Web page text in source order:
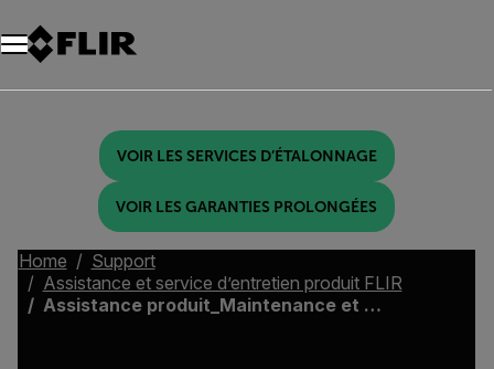
Unread messages
Modèle
Supprimer
articles
article
Ajouter au panier
Ajouté au panier
VOIR LES SERVICES D’ÉTALONNAGE
VOIR LES GARANTIES PROLONGÉES
Home
Support
Assistance et service d’entretien produit FLIR
Assistance produit_Maintenance et réparation